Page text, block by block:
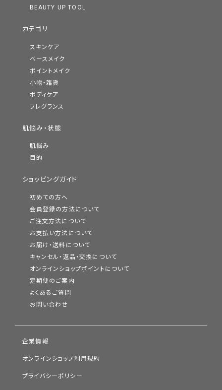
BEAUTY UP TOOL
カテゴリ
スキンケア
ベースメイク
ポイントメイク
小物・雑貨
ボディケア
フレグランス
肌悩み・状態
肌悩み
目的
ショッピングガイド
初めての方へ
会員登録の方法について
ご注文方法について
お支払い方法について
お届け・送料について
キャンセル・返品・交換について
オンラインショップポイントについて
定期便のご案内
よくあるご質問
お問い合わせ
企業情報
オンラインショップ利用規約
プライバシーポリシー